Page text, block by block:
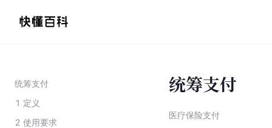
统筹支付
1 定义
2 使用要求
统筹支付
医疗保险支付